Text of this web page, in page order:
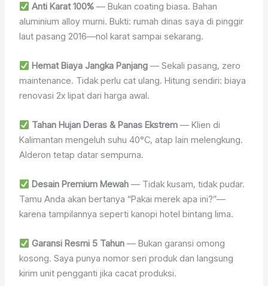
Anti Karat 100% — Bukan coating biasa. Bahan
aluminium alloy murni. Bukti: rumah dinas saya di pinggir
laut pasang 2016—nol karat sampai sekarang.
Hemat Biaya Jangka Panjang — Sekali pasang, zero
maintenance. Tidak perlu cat ulang. Hitung sendiri: biaya
renovasi 2x lipat dari harga awal.
Tahan Hujan Deras & Panas Ekstrem — Klien di
Kalimantan mengeluh suhu 40°C, atap lain melengkung.
Alderon tetap datar sempurna.
Desain Premium Mewah — Tidak kusam, tidak pudar.
Tamu Anda akan bertanya “Pakai merek apa ini?”—
karena tampilannya seperti kanopi hotel bintang lima.
Garansi Resmi 5 Tahun — Bukan garansi omong
kosong. Saya punya nomor seri produk dan langsung
kirim unit pengganti jika cacat produksi.